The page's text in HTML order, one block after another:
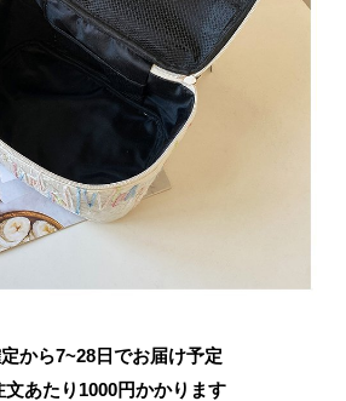
から7~28日でお届け予定
あたり 1000円かかります